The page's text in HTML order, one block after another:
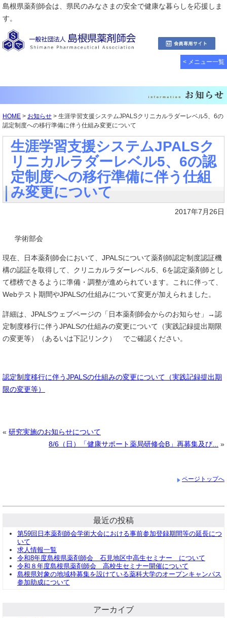
島根県薬剤師会は、県民のみなさまの安全で健康な暮らしを応援しま
す。
< メニュー一覧
HOME > お知らせ > 生涯学習支援システムJPALSクリニカルラダーレベル5、6の
認定制度への移行準備に伴う仕組み変更について
生涯学習支援システムJPALSク
リニカルラダーレベル5、6の認
定制度への移行準備に伴う仕組
み変更について
2017年7月26日
学術部会
現在、日本薬剤師会において、JPALSについて薬剤師認定制度認証機
構の認証を取得して、クリニカルラダーレベル5、6を認定薬剤師とし
て標榜できるように準備・調整が進められています。これに伴って、
Webテスト期間やJPALSの仕組みについて変更が加えられました。
詳細は、JPALSウェブページの「日本薬剤師会からのお知らせ」→認
定制度移行に伴うJPALSの仕組みの変更について（実践記録提出期限
の変更等）（あるいは下記リンク） でご確認ください。
認定制度移行に伴うJPALSの仕組みの変更について（実践記録提出期
限の変更等）
« 研究実施のお知らせについて
8/6（日）「健康サポート薬局研修会B」再募集及び...
»
ページトップへ
最近の投稿
第59回日本薬剤師会学術大会における事前参加登録期間等の延長につ
いて
求人情報一覧
令和8年度島根県薬剤師会 石見地区中高生セミナー について
令和８年度島根県薬剤師会 高校生セミナー開催について
島根県対象の地域枠募集を設けている薬科大学のオープンキャンパス
参加助成について
アーカイブ